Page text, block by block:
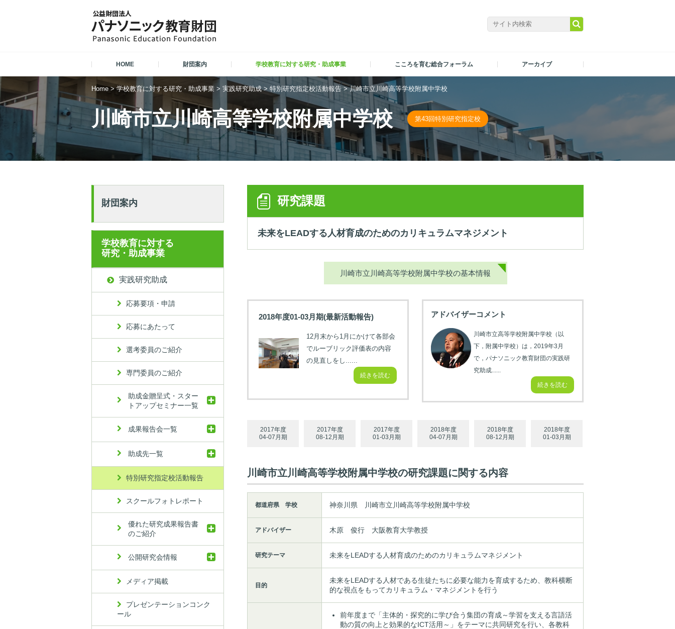
HOME 財団案内 学校教育に対する研究・助成事業 こころを育む総合フォーラム アーカイブ
Home>学校教育に対する研究・助成事業 > 実践研究助成> 特別研究指定校活動報告>川崎市立川崎高等学校附属中学校
川崎市立川崎高等学校附属中学校 第43回特別研究指定校
研究課題
未来をLEADする人材育成のためのカリキュラムマネジメント
川崎市立川崎高等学校附属中学校の基本情報
2018年度01-03月期(最新活動報告)
12月末から1月にかけて各部会
でルーブリック評価表の内容
の見直しをし......
続きを読む
アドバイザーコメント
川崎市立高等学校附属中学校（以
下，附属中学校）は，2019年3月
で，パナソニック教育財団の実践研
究助成......
続きを読む
2017年度
04-07月期
2017年度
08-12月期
2017年度
01-03月期
2018年度
04-07月期
2018年度
08-12月期
2018年度
01-03月期
川崎市立川崎高等学校附属中学校の研究課題に関する内容
都道府県 学校 神奈川県 川崎市立川崎高等学校附属中学校
アドバイザー 木原 俊行 大阪教育大学教授
研究テーマ 未来をLEADする人材育成のためのカリキュラムマネジメント
目的
未来をLEADする人材である生徒たちに必要な能力を育成するため、教科横断
的な視点をもってカリキュラム・マネジメントを行う
前年度まで「主体的・探究的に学び合う集団の育成～学習を支える言語活
動の質の向上と効果的なICT活用～」をテーマに共同研究を行い、各教科
財団案内
学校教育に対する
研究・助成事業
実践研究助成
応募要項・申請
応募にあたって
選考委員のご紹介
専門委員のご紹介
助成金贈呈式・スター
トアップセミナー一覧
成果報告会一覧
助成先一覧
特別研究指定校活動報告
スクールフォトレポート
優れた研究成果報告書
のご紹介
公開研究会情報
メディア掲載
プレゼンテーションコンク
ール